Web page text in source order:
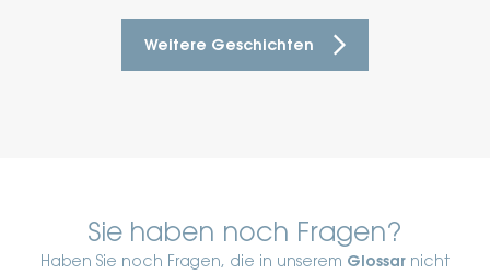
Weitere Geschichten
Sie haben noch Fragen?
Haben Sie noch Fragen, die in unserem Glossar nicht